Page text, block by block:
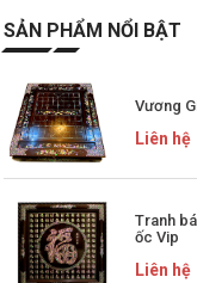
SẢN PHẨM NỔI BẬT
Vương
Liên hệ
Tranh
ốc Vip
Liên hệ